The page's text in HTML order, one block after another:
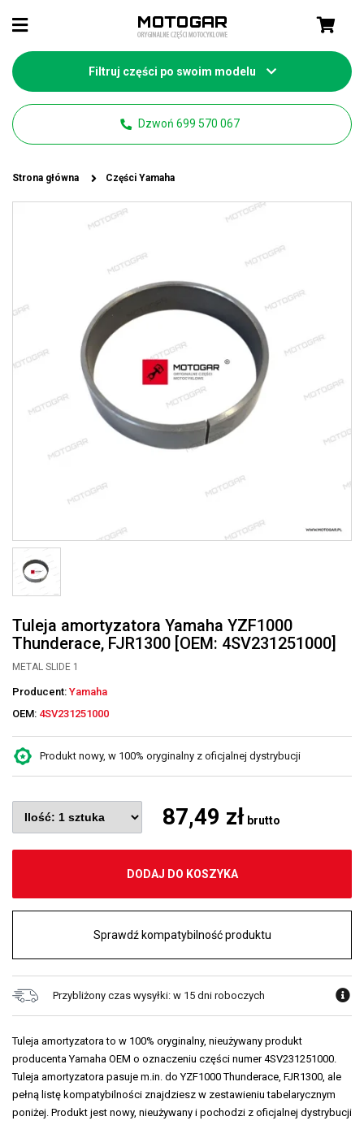
Filtruj części po swoim modelu
Dzwoń 699 570 067
Strona główna Części Yamaha
Tuleja amortyzatora Yamaha YZF1000
Thunderace, FJR1300 [OEM: 4SV231251000]
METAL SLIDE 1
Producent: Yamaha
OEM: 4SV231251000
Produkt nowy, w 100% oryginalny z oficjalnej dystrybucji
87,49 zł brutto
DODAJ DO KOSZYKA
Sprawdź kompatybilność produktu
Przybliżony czas wysyłki: w 15 dni roboczych
Tuleja amortyzatora to w 100% oryginalny, nieużywany produkt
producenta Yamaha OEM o oznaczeniu części numer 4SV231251000.
Tuleja amortyzatora pasuje m.in. do YZF1000 Thunderace, FJR1300, ale
pełną listę kompatybilności znajdziesz w zestawieniu tabelarycznym
poniżej. Produkt jest nowy, nieużywany i pochodzi z oficjalnej dystrybucji